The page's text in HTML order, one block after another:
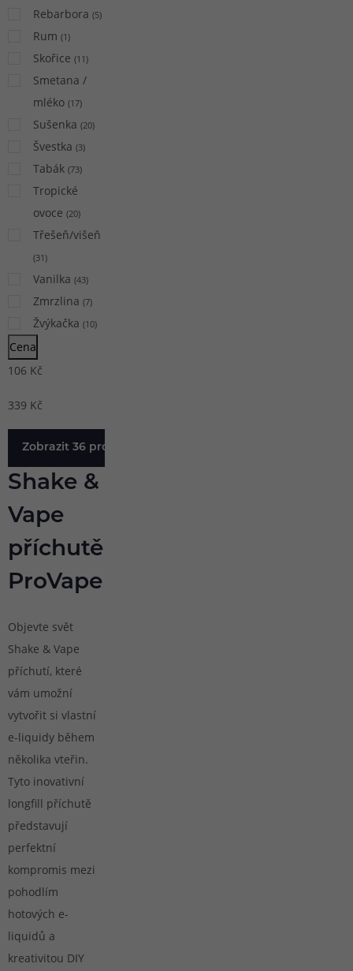
Rebarbora (5)
Rum (1)
Skořice (11)
Smetana /
mléko (17)
Sušenka (20)
Švestka (3)
Tabák (73)
Tropické
ovoce (20)
Třešeň/višeň
(31)
Vanilka (43)
Zmrzlina (7)
Žvýkačka (10)
Cena
106 Kč
339 Kč
Zobrazit 36 produktů
Shake &
Vape
příchutě
ProVape
Objevte svět
Shake & Vape
příchutí, které
vám umožní
vytvořit si vlastní
e-liquidy během
několika vteřin.
Tyto inovativní
longfill příchutě
představují
perfektní
kompromis mezi
pohodlím
hotových e-
liquidů a
kreativitou DIY